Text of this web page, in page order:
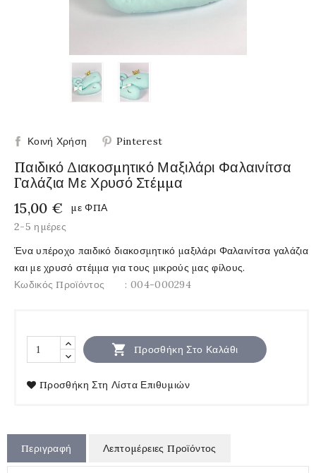
Κοινή Χρήση Pinterest
Παιδικό Διακοσμητικό Μαξιλάρι Φαλαινίτσα
Γαλάζια Με Χρυσό Στέμμα
15,00 €
με ΦΠΑ
2-5 ημέρες
Ένα υπέροχο παιδικό διακοσμητικό μαξιλάρι Φαλαινίτσα γαλάζια
και με χρυσό στέμμα για τους μικρούς μας φίλους.
Κωδικός Προϊόντος
: 004-000294
 Προσθήκη Στο Καλάθι
Προσθήκη Στη Λίστα Επιθυμιών
Περιγραφή Λεπτομέρειες Προϊόντος